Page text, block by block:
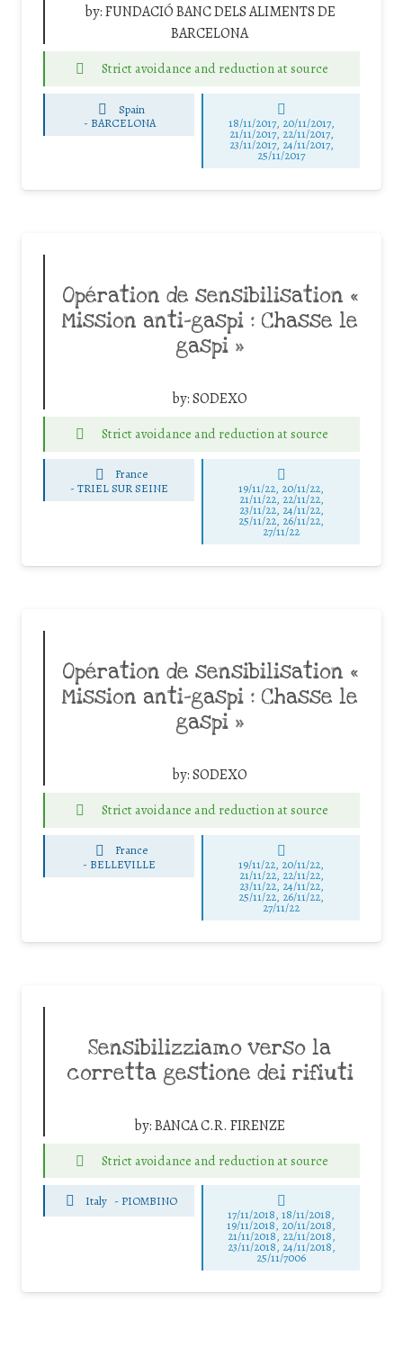
by:FUNDACIÓ BANC DELS ALIMENTS DE
BARCELONA
Strict avoidance and reduction at source
Spain
- BARCELONA 18/11/2017, 20/11/2017,
21/11/2017, 22/11/2017,
23/11/2017, 24/11/2017,
25/11/2017
Opération de sensibilisation «
Mission anti-gaspi : Chasse le
gaspi »
by:SODEXO
Strict avoidance and reduction at source
France
-TRIEL SUR SEINE 19/11/22, 20/11/22,
21/11/22, 22/11/22,
23/11/22, 24/11/22,
25/11/22, 26/11/22,
27/11/22
Opération de sensibilisation «
Mission anti-gaspi : Chasse le
gaspi »
by:SODEXO
Strict avoidance and reduction at source
France
- BELLEVILLE 19/11/22, 20/11/22,
21/11/22, 22/11/22,
23/11/22, 24/11/22,
25/11/22, 26/11/22,
27/11/22
Sensibilizziamo verso la
corretta gestione dei rifiuti
by:BANCA C.R. FIRENZE
Strict avoidance and reduction at source
Italy - PIOMBINO
17/11/2018, 18/11/2018,
19/11/2018, 20/11/2018,
21/11/2018, 22/11/2018,
23/11/2018, 24/11/2018,
25/11/7006